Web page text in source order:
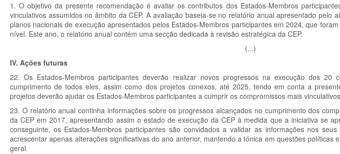
1. O objetivo da presente recomendação é avaliar os contributos dos Estados-Membros
vinculativos assumidos no âmbito da CEP. A avaliação baseia-se no relatório anual apresentado pelo
planos nacionais de execução apresentados pelos Estados-Membros participantes em 2024, que
nível. Este ano, o relatório anual contém uma secção dedicada à revisão estratégica da CEP.
(...)
IV. Ações futuras
22. Os Estados-Membros participantes deverão realizar novos progressos na execução dos 20
cumprimento de todos eles, assim como dos projetos conexos, até 2025, tendo em conta a
projetos deverão ajudar os Estados-Membros participantes a cumprir os compromissos mais
23. O relatório anual continha informações sobre os progressos alcançados no cumprimento dos
da CEP em 2017, apresentando assim o estado de execução da CEP à medida que a iniciativa se
conseguinte, os Estados-Membros participantes são convidados a validar as informações nos
acrescentar apenas alterações significativas do ano anterior, mantendo a tónica em questões políticas
geral.